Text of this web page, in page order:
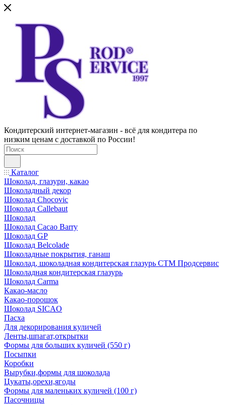
Кондитерский интернет-магазин - всё для кондитера по
низким ценам с доставкой по России!
Каталог
Шоколад, глазури, какао
Шоколадный декор
Шоколад Chocovic
Шоколад Callebaut
Шоколад
Шоколад Cacao Barry
Шоколад GP
Шоколад Belcolade
Шоколадные покрытия, ганаш
Шоколад, шоколадная кондитерская глазурь СТМ Продсервис
Шоколадная кондитерская глазурь
Шоколад Carma
Какао-масло
Какао-порошок
Шоколад SICAO
Пасха
Для декорирования куличей
Ленты,шпагат,открытки
Формы для больших куличей (550 г)
Посыпки
Коробки
Вырубки,формы для шоколада
Цукаты,орехи,ягоды
Формы для маленьких куличей (100 г)
Пасочницы